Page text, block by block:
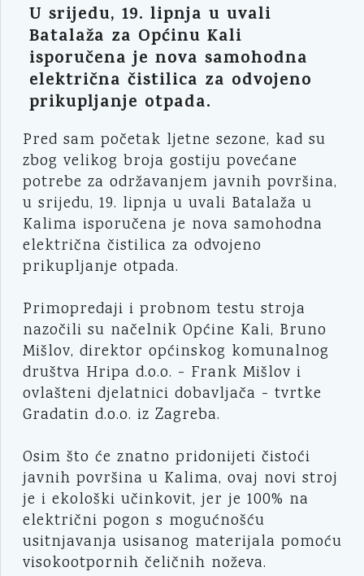
U srijedu, 19. lipnja u uvali
Batalaža za Općinu Kali
isporučena je nova samohodna
električna čistilica za odvojeno
prikupljanje otpada.
Pred sam početak ljetne sezone, kad su
zbog velikog broja gostiju povećane
potrebe za održavanjem javnih površina,
u srijedu, 19. lipnja u uvali Batalaža u
Kalima isporučena je nova samohodna
električna čistilica za odvojeno
prikupljanje otpada.
Primopredaji i probnom testu stroja
nazočili su načelnik Općine Kali, Bruno
Mišlov, direktor općinskog komunalnog
društva Hripa d.o.o. - Frank Mišlov i
ovlašteni djelatnici dobavljača - tvrtke
Gradatin d.o.o. iz Zagreba.
Osim što će znatno pridonijeti čistoći
javnih površina u Kalima, ovaj novi stroj
je i ekološki učinkovit, jer je 100% na
električni pogon s mogućnošću
usitnjavanja usisanog materijala pomoću
visokootpornih čeličnih noževa.